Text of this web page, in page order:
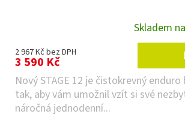
Skladem
2 967 Kč bez DPH
3 590 Kč
Nový STAGE 12 je čistokrevný
tak, aby vám umožnil vzít si své
náročná jednodenní...